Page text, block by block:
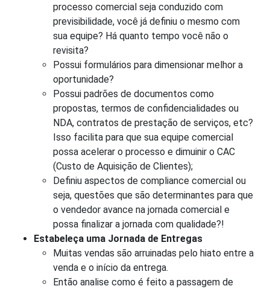
processo comercial seja conduzido com
previsibilidade, você já definiu o mesmo com
sua equipe? Há quanto tempo você não o
revisita?
Possui formulários para dimensionar melhor a
oportunidade?
Possui padrões de documentos como
propostas, termos de confidencialidades ou
NDA, contratos de prestação de serviços, etc?
Isso facilita para que sua equipe comercial
possa acelerar o processo e dimuinir o CAC
(Custo de Aquisição de Clientes);
Definiu aspectos de compliance comercial ou
seja, questões que são determinantes para que
o vendedor avance na jornada comercial e
possa finalizar a jornada com qualidade?!
Estabeleça uma Jornada de Entregas
Muitas vendas são arruinadas pelo hiato entre a
venda e o início da entrega.
Então analise como é feito a passagem de